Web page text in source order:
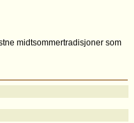
midtsommertradisjoner som